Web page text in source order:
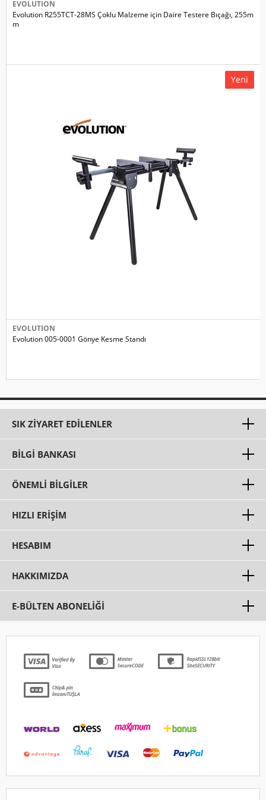
EVOLUTION
Evolution R255TCT-28MS Çoklu Malzeme için Daire Testere Bıçağı, 255m
m
Yeni
EVOLUTION
Evolution 005-0001 Gönye Kesme Standı
SIK ZIYARET EDILENLER
BILGI BANKASI
ÖNEMLI BILGILER
HIZLI ERIŞIM
HESABIM
HAKKIMIZDA
E-BÜLTEN ABONELİĞİ